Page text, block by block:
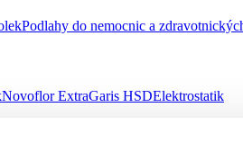
Podlahy do nemocnic a
Novoflor ExtraGaris HSDElektrostatik